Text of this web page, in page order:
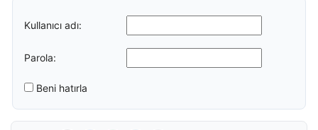
Kullanıcı adı:
Parola:
Beni hatırla